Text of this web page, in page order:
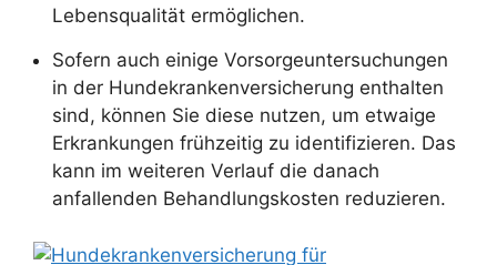
Lebensqualität ermöglichen.
Sofern auch einige Vorsorgeuntersuchungen
in der Hundekrankenversicherung enthalten
sind, können Sie diese nutzen, um etwaige
Erkrankungen frühzeitig zu identifizieren. Das
kann im weiteren Verlauf die danach
anfallenden Behandlungskosten reduzieren.